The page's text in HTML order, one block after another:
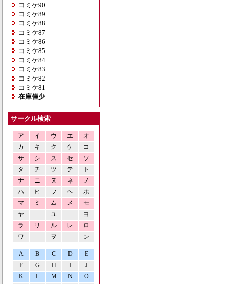
コミケ90
コミケ89
コミケ88
コミケ87
コミケ86
コミケ85
コミケ84
コミケ83
コミケ82
コミケ81
在庫僅少
サークル検索
ア イ ウ エ
オ
カ
キ ク ケ
コ
サ
シ ス セ
ソ
タ
チ ツ テ
ト
ナ
ニ ヌ ネ
ノ
ハ
ヒ フ ヘ
ホ
マ
ミ ム メ
モ
ヤ
ユ
ヨ
ラ
リ ル レ
ロ
ワ
ヲ ン
A B C D
E
F
G H I
J
K
L M N O